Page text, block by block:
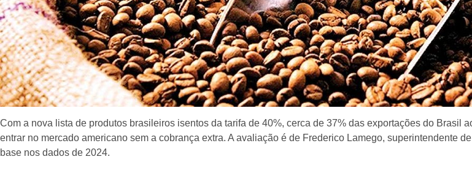
Com a nova lista de produtos brasileiros isentos da tarifa de 40%, cerca de 37% das exportações do
entrar no mercado americano sem a cobrança extra. A avaliação é de Frederico Lamego, superintendente
base nos dados de 2024.